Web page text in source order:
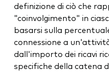
definizione di ciò che
"coinvolgimento" in
basarsi sulla
connessione a
dall'importo dei ricavi
specifiche della catena